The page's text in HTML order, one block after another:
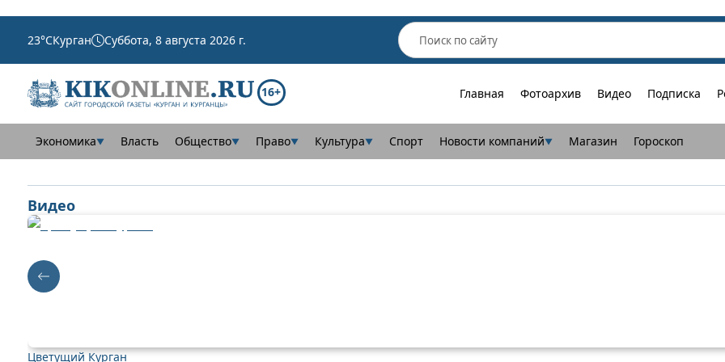
23°CКурган Суббота, 8 августа 2026 г.
16+ Главная Фотоархив Видео Подписка
Экономика▼ Власть Общество▼ Право▼ Культура▼ Спорт Новости компаний▼ Магазин Гороскоп
Видео
Цветущий Курган